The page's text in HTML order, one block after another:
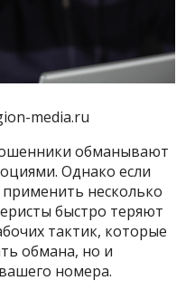
media.ru
обманывают
Однако если
несколько
быстро теряют
тактик, которые
обмана, но и
номера.